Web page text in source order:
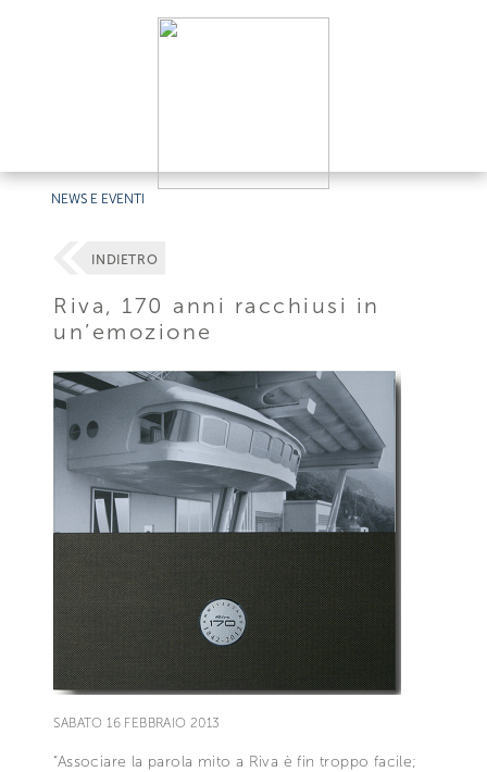
NEWS E EVENTI
INDIETRO
Riva, 170 anni racchiusi in
un’emozione
SABATO 16 FEBBRAIO 2013
“Associare la parola mito a Riva è fin troppo facile;